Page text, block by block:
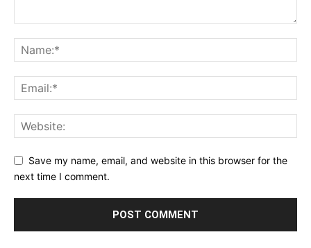
Save my name, email, and website in this browser for the
next time I comment.